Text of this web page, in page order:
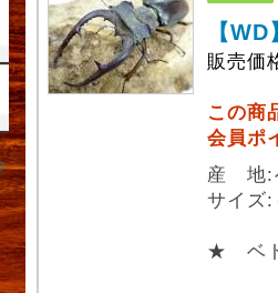
【
販売価
この商
会員ポ
産 地:
サイ
★ ベ